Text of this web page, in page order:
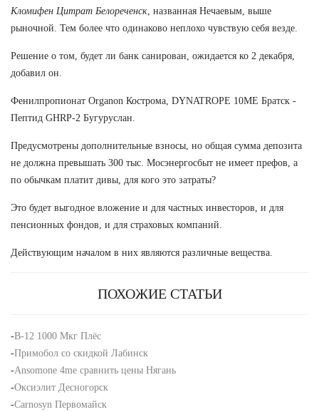
Кломифен Цитрат Белореченск , названная Нечаевым, выше
рыночной. Тем более что одинаково неплохо чувствую себя везде.
Решение о том, будет ли банк санирован, ожидается ко 2 декабря,
добавил он.
Фенилпропионат Organon Кострома, DYNATROPE 10ME Братск -
Пептид GHRP-2 Бугуруслан.
Предусмотрены дополнительные взносы, но общая сумма депозита
не должна превышать 300 тыс. Мосэнергосбыт не имеет префов, а
по обычкам платит дивы, для кого это затраты?
Это будет выгодное вложение и для частных инвесторов, и для
пенсионных фондов, и для страховых компаний.
Действующим началом в них являются различные вещества.
ПОХОЖИЕ СТАТЬИ
-B-12 1000 Мкг Плёс
-Примобол со скидкой Лабинск
-Ansomone 4me сравнить цены Нягань
-Оксиэлит Десногорск
-Carnosyn Первомайск